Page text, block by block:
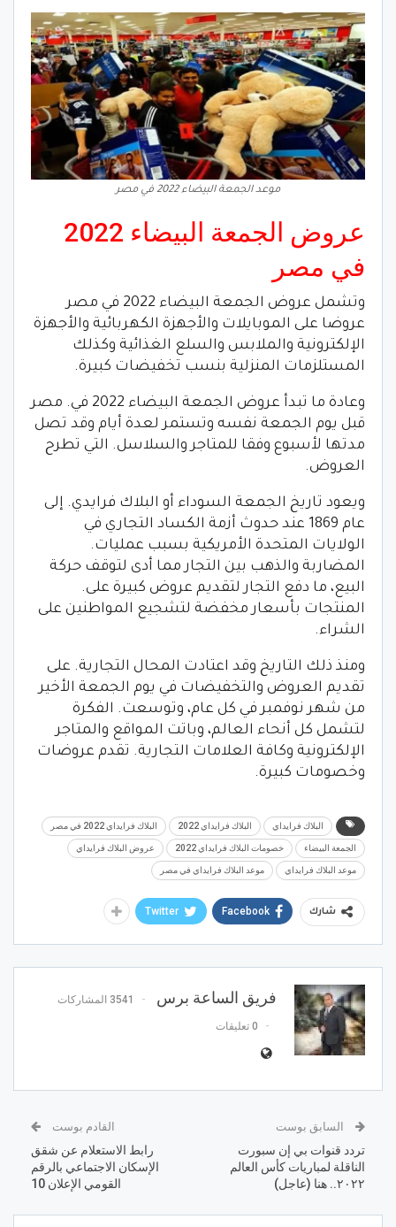
موعد الجمعة البيضاء 2022 في مصر
عروض الجمعة البيضاء 2022
في مصر
وتشمل عروض الجمعة البيضاء 2022 في مصر
عروضا على الموبايلات والأجهزة الكهربائية والأجهزة
الإلكترونية والملابس والسلع الغذائية وكذلك
المستلزمات المنزلية بنسب تخفيضات كبيرة.
وعادة ما تبدأ عروض الجمعة البيضاء 2022 في. مصر
قبل يوم الجمعة نفسه وتستمر لعدة أيام وقد تصل
مدتها لأسبوع وفقا للمتاجر والسلاسل. التي تطرح
العروض.
ويعود تاريخ الجمعة السوداء أو البلاك فرايدي. إلى
عام 1869 عند حدوث أزمة الكساد التجاري في
الولايات المتحدة الأمريكية بسبب عمليات.
المضاربة والذهب بين التجار مما أدى لتوقف حركة
البيع، ما دفع التجار لتقديم عروض كبيرة على.
المنتجات بأسعار مخفضة لتشجيع المواطنين على
الشراء.
ومنذ ذلك التاريخ وقد اعتادت المحال التجارية. على
تقديم العروض والتخفيضات في يوم الجمعة الأخير
من شهر نوفمبر في كل عام، وتوسعت. الفكرة
لتشمل كل أنحاء العالم، وباتت المواقع والمتاجر
الإلكترونية وكافة العلامات التجارية. تقدم عروضات
وخصومات كبيرة.
البلاك فرايداي البلاك فرايداي 2022 البلاك فرايداي 2022 في مصر
الجمعة البيضاء خصومات البلاك فرايداي 2022 عروض البلاك فرايداي
موعد البلاك فرايداي موعد البلاك فرايداي في مصر
شارك Facebook
Twitter
فريق الساعة برس 3541 المشاركات
0 تعليقات
السابق بوست
تردد قنوات بي إن سبورت
الناقلة لمباريات كأس العالم
٢٠٢٢.. هنا (عاجل)
القادم بوست
رابط الاستعلام عن شقق
الإسكان الاجتماعي بالرقم
القومي الإعلان 10